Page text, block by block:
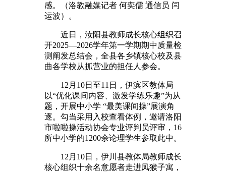
感。（洛教融媒记者 何奕儒 通信员 闫
运波）。
近日，汝阳县教师成长核心组织召
开2025—2026学年第一学期期中质量检
测阐发总结会，全县各乡镇核心校及县
曲各学校从抓营业的担任人参会。
12月10日至11日，伊滨区教体局
以“优化课间内容、激发学练乐趣”为从
题，开展中小学 “最美课间操”展演角
逐。勾当采用入校查看体例，邀请洛阳
市啦啦操活动协会专业评判员评审，16
所中小学的1200余论理学生参取此中。
12月10日，伊川县教体局教师成长
核心组织十余名意愿者走进凤猴子寓，